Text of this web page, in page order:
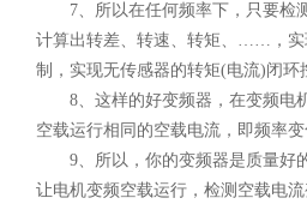
7、所以在任何频率下，只要检
计算出转差、转速、转矩、……，实
制，实现无传感器的转矩(电流)闭环
8、这样的好变频器，在变频电
空载运行相同的空载电流，即频率
9、所以，你的变频器是质量好
让电机变频空载运行，检测空载电